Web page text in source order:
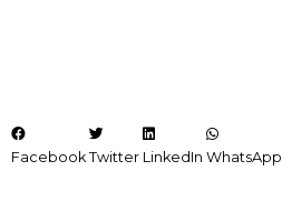
Facebook Twitter LinkedIn WhatsApp